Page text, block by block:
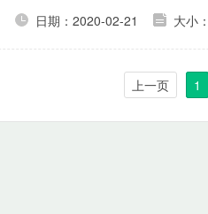
日期：2020-02-21 大小
上一页 1